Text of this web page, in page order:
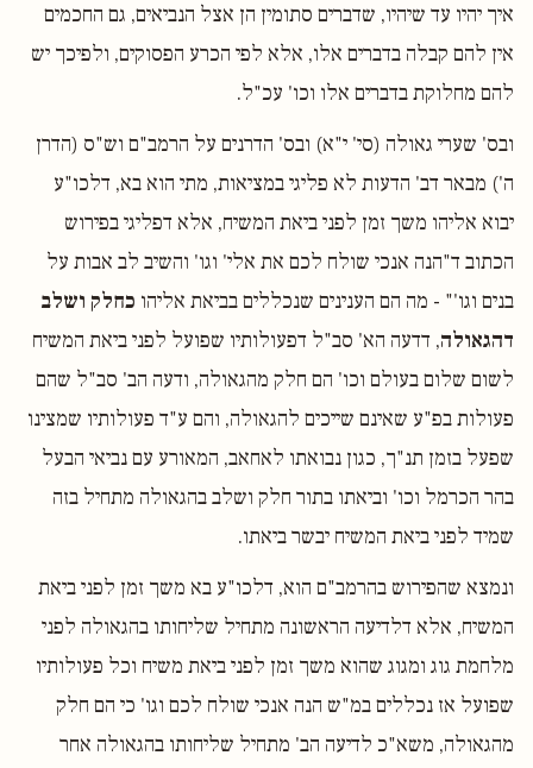
איך יהיו עד שיהיו, שדברים סתומין הן אצל הנביאים, גם החכמים
אין להם קבלה בדברים אלו, אלא לפי הכרע הפסוקים, ולפיכך יש
להם מחלוקת בדברים אלו וכו' עכ"ל.
ובס' שערי גאולה (סי' י"א) ובס' הדרנים על הרמב"ם וש"ס (הדרן
ה') מבאר דב' הדעות לא פליגי במציאות, מתי הוא בא, דלכו"ע
יבוא אליהו משך זמן לפני ביאת המשיח, אלא דפליגי בפירוש
הכתוב ד"הנה אנכי שולח לכם את אלי' וגו' והשיב לב אבות על
בנים וגו'" - מה הם הענינים שנכללים בביאת אליהו כחלק ושלב
דהגאולה, דדעה הא' סב"ל דפעולותיו שפועל לפני ביאת המשיח
לשום שלום בעולם וכו' הם חלק מהגאולה, ודעה הב' סב"ל שהם
פעולות בפ"ע שאינם שייכים להגאולה, והם ע"ד פעולותיו שמצינו
שפעל בזמן תנ"ך, כגון נבואתו לאחאב, המאורע עם נביאי הבעל
בהר הכרמל וכו' וביאתו בתור חלק ושלב בהגאולה מתחיל בזה
שמיד לפני ביאת המשיח יבשר ביאתו.
ונמצא שהפירוש בהרמב"ם הוא, דלכו"ע בא משך זמן לפני ביאת
המשיח, אלא דלדיעה הראשונה מתחיל שליחותו בהגאולה לפני
מלחמת גוג ומגוג שהוא משך זמן לפני ביאת משיח וכל פעולותיו
שפועל אז נכללים במ"ש הנה אנכי שולח לכם וגו' כי הם חלק
מהגאולה, משא"כ לדיעה הב' מתחיל שליחותו בהגאולה אחר